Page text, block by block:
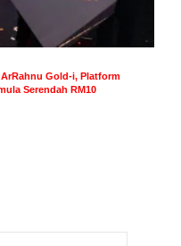
Gold-i, Platform
Serendah RM10